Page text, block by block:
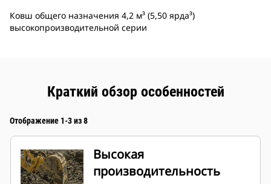
Ковш общего назначения 4,2 м³ (5,50 ярда³)
высокопроизводительной серии
Краткий обзор особенностей
Отображение 1-3 из 8
Высокая
производительность